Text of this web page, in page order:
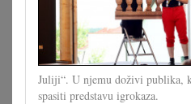
Juliji“. U njemu doživi publika,
spasiti predstavu igrokaza.